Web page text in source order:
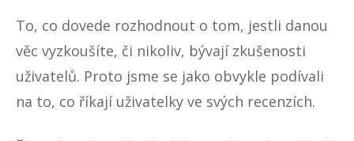
To, co dovede rozhodnout o tom, jestli danou
věc vyzkoušíte, či nikoliv, bývají zkušenosti
uživatelů. Proto jsme se jako obvykle podívali
na to, co říkají uživatelky ve svých recenzích.